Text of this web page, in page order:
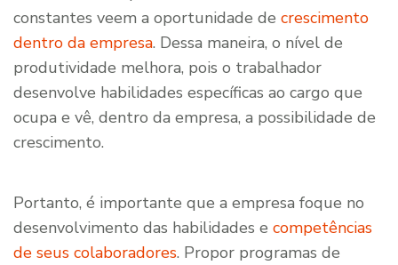
constantes veem a oportunidade de crescimento
dentro da empresa. Dessa maneira, o nível de
produtividade melhora, pois o trabalhador
desenvolve habilidades específicas ao cargo que
ocupa e vê, dentro da empresa, a possibilidade de
crescimento.
Portanto, é importante que a empresa foque no
desenvolvimento das habilidades e competências
de seus colaboradores. Propor programas de